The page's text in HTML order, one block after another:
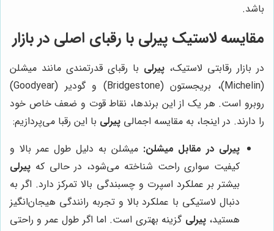
باشد.
مقایسه لاستیک پیرلی با رقبای اصلی در بازار
در بازار رقابتی لاستیک، پیرلی با رقبای قدرتمندی مانند میشلن
(Michelin)، بریجستون (Bridgestone) و گودیر (Goodyear)
روبرو است. هر یک از این برندها، نقاط قوت و ضعف خاص خود
را دارند. در اینجا، به مقایسه اجمالی پیرلی با این رقبا می‌پردازیم:
پیرلی در مقابل میشلن: میشلن به دلیل طول عمر بالا و
کیفیت سواری راحت شناخته می‌شود، در حالی که پیرلی
بیشتر بر عملکرد اسپرت و چسبندگی بالا تمرکز دارد. اگر به
دنبال لاستیکی با عملکرد بالا و تجربه رانندگی هیجان‌انگیز
هستید،پیرلی گزینه بهتری است. اما اگر طول عمر و راحتی